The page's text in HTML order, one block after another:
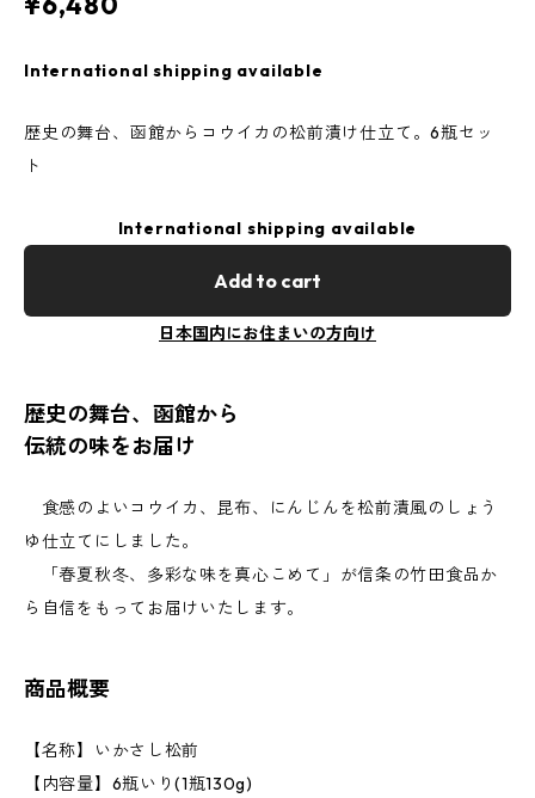
International shipping available
歴史の舞台、函館からコウイカの松前漬け仕立て。6瓶セッ
ト
International shipping available
Add to cart
日本国内にお住まいの方向け
歴史の舞台、函館から
伝統の味をお届け
食感のよいコウイカ、昆布、にんじんを松前漬風のしょう
ゆ仕立てにしました。
「春夏秋冬、多彩な味を真心こめて」が信条の竹田食品か
ら自信をもってお届けいたします。
商品概要
【名称】いかさし松前
【内容量】6瓶いり(1瓶130g)